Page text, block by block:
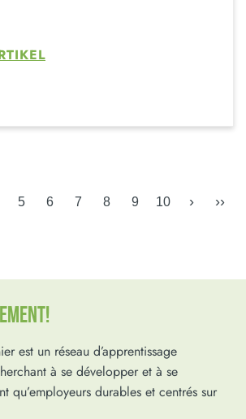
5 6 7 8 9 10 › ››
est un réseau d’apprentissage
à se développer et à se
qu’employeurs durables et centrés sur